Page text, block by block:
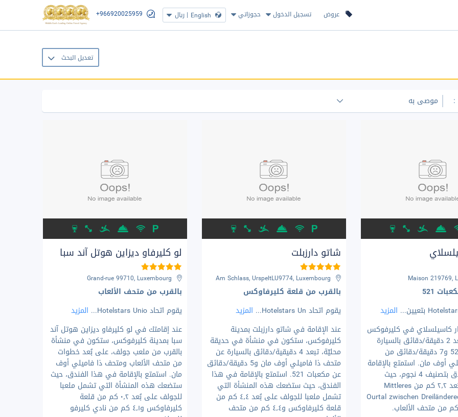
عروض تسجيل الدخول حجوزاتي English
| ريال +966920025959
تعديل البحث
:
Maison 219769,
521
... المزيد
كاسيلسلاي في كليرفوكس
يضعك على بُعد 2 دقيقة/دقائق بالسيارة
من مكعبات 521 و7 دقيقة/دقائق من
أوف مان. استمتع بالإقامة
في هذا الفندق بتصنيف 4 نجوم، حيث
ستكون على بُعد ٢٫٢ كم من Mittleres
Ourtal zwischen
شاتو دارزبلت
Am Schlass, UrspeltLU9774, Luxembourg
بالقرب من قلعة كليرفاوكس
يقوم اتحاد Hotelstars Un
... المزيد
عند الإقامة في شاتو دارزبلت بمدينة
كليرفوكس، ستكون في منشأة في حديقة
محليّة، تبعد 4 دقيقية/دقائق بالسيارة عن
متحف ذا فاميلي أوف مان و5 دقيقة/دقائق
عن مكعبات 521. استمتع بالإقامة في هذا
الفندق، حيث ستضعك هذه المنشأة التي
تشمل ملعبا للجولف على بُعد ٤٫٤ كم من
قلعة كليرفاوكس و٤٫٤ كم من متحف
لو كليرفاو ديزاين هوتل آند سبا
Grand-rue 99710, Luxembourg
بالقرب من متحف الألعاب
يقوم اتحاد Hotelstars Unio
... المزيد
عند إقامتك في لو كليرفاو ديزاين هوتل آند
سبا بمدينة كليرفوكس، ستكون في منشأة
بالقرب من ملعب جولف، على بُعد خطوات
من متحف الألعاب ومتحف ذا فاميلي أوف
مان. استمتع بالإقامة في هذا الفندق، حيث
ستضعك هذه المنشأة التي تشمل ملعبا
للجولف على بُعد ٠٫٢ كم من قلعة
كليرفاوكس و٤٫١ كم من نادي كليرفو